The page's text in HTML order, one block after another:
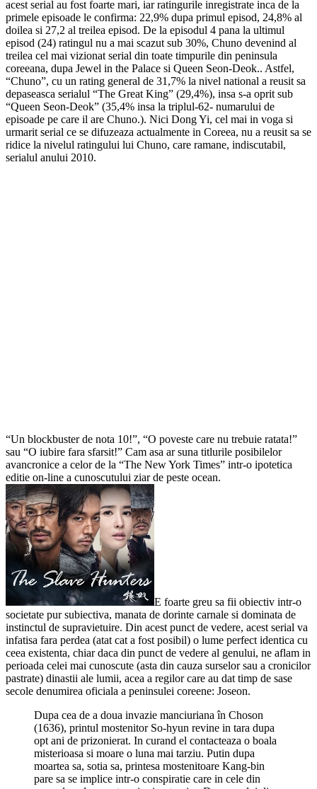
acest serial au fost foarte mari, iar ratingurile inregistrate inca de la
primele episoade le confirma: 22,9% dupa primul episod, 24,8% al
doilea si 27,2 al treilea episod. De la episodul 4 pana la ultimul
episod (24) ratingul nu a mai scazut sub 30%, Chuno devenind al
treilea cel mai vizionat serial din toate timpurile din peninsula
coreeana, dupa Jewel in the Palace si Queen Seon-Deok.. Astfel,
“Chuno”, cu un rating general de 31,7% la nivel national a reusit sa
depaseasca serialul “The Great King” (29,4%), insa s-a oprit sub
“Queen Seon-Deok” (35,4% insa la triplul-62- numarului de
episoade pe care il are Chuno.). Nici Dong Yi, cel mai in voga si
urmarit serial ce se difuzeaza actualmente in Coreea, nu a reusit sa se
ridice la nivelul ratingului lui Chuno, care ramane, indiscutabil,
serialul anului 2010.
“Un blockbuster de nota 10!”, “O poveste care nu trebuie ratata!”
sau “O iubire fara sfarsit!” Cam asa ar suna titlurile posibilelor
avancronice a celor de la “The New York Times” intr-o ipotetica
editie on-line a cunoscutului ziar de peste ocean.
E foarte greu sa fii obiectiv intr-o
societate pur subiectiva, manata de dorinte carnale si dominata de
instinctul de supravietuire. Din acest punct de vedere, acest serial va
infatisa fara perdea (atat cat a fost posibil) o lume perfect identica cu
ceea existenta, chiar daca din punct de vedere al genului, ne aflam in
perioada celei mai cunoscute (asta din cauza surselor sau a cronicilor
pastrate) dinastii ale lumii, acea a regilor care au dat timp de sase
secole denumirea oficiala a peninsulei coreene: Joseon.
Dupa cea de a doua invazie manciuriana în Choson
(1636), printul mostenitor So-hyun revine in tara dupa
opt ani de prizonierat. In curand el contacteaza o boala
misterioasa si moare o luna mai tarziu. Putin dupa
moartea sa, sotia sa, printesa mostenitoare Kang-bin
pare sa se implice intr-o conspiratie care in cele din